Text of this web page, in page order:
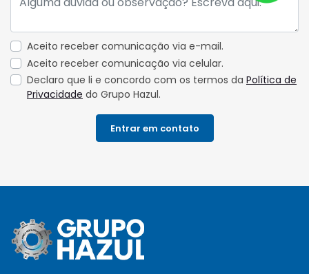
Aceito receber comunicação via e-mail.
Aceito receber comunicação via celular.
Declaro que li e concordo com os termos da Política de
Privacidade do Grupo Hazul.
Entrar em contato